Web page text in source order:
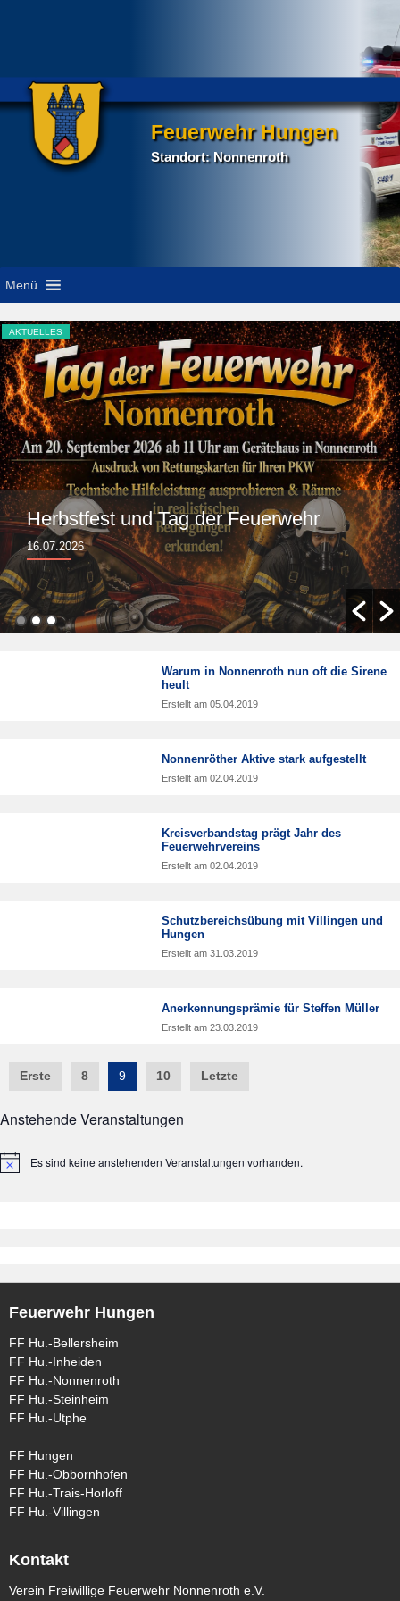
Feuerwehr Hungen
Standort: Nonnenroth
Menü
AKTUELLES
Herbstfest und Tag der Feuerwehr
16.07.2026
Warum in Nonnenroth nun oft die Sirene
heult
Erstellt am05.04.2019
Nonnenröther Aktive stark aufgestellt
Erstellt am02.04.2019
Kreisverbandstag prägt Jahr des
Feuerwehrvereins
Erstellt am02.04.2019
Schutzbereichsübung mit Villingen und
Hungen
Erstellt am31.03.2019
Anerkennungsprämie für Steffen Müller
Erstellt am23.03.2019
PostErste 8 9 10 Letzte
Anstehende Veranstaltungen
Es sind keine anstehenden Veranstaltungen vorhanden.
Feuerwehr Hungen
FF Hu.-Bellersheim
FF Hu.-Inheiden
FF Hu.-Nonnenroth
FF Hu.-Steinheim
FF Hu.-Utphe
FF Hungen
FF Hu.-Obbornhofen
FF Hu.-Trais-Horloff
FF Hu.-Villingen
Kontakt
Verein Freiwillige Feuerwehr Nonnenroth e.V.